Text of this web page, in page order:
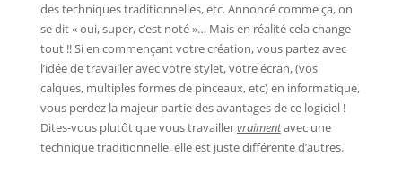
des techniques traditionnelles, etc. Annoncé comme ça, on
se dit « oui, super, c’est noté »… Mais en réalité cela change
tout !! Si en commençant votre création, vous partez avec
l’idée de travailler avec votre stylet, votre écran, (vos
calques, multiples formes de pinceaux, etc) en informatique,
vous perdez la majeur partie des avantages de ce logiciel !
Dites-vous plutôt que vous travaillervraimentavec une
technique traditionnelle, elle est juste différente d’autres.